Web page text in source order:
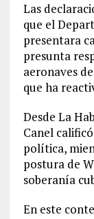
Las
que el
presentara
presunta
aeronaves
que ha
Desde La
Canel
política,
postura de
soberanía
En este